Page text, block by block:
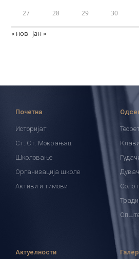
27 28 29 30
« нов јан »
Почетна
Историјат
Ст. Ст. Мокрањац
Школовање
Организација школе
Активи и тимови
Соло
Актуелности